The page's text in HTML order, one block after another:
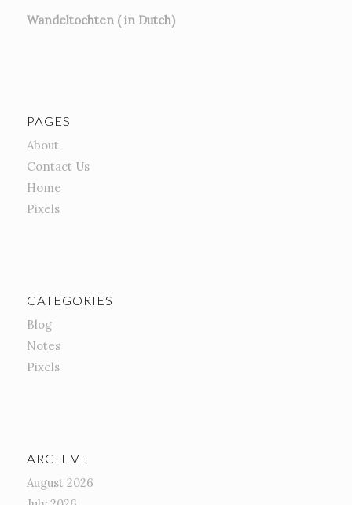
Wandeltochten ( in Dutch)
PAGES
About
Contact Us
Home
Pixels
CATEGORIES
Blog
Notes
Pixels
ARCHIVE
August 2026